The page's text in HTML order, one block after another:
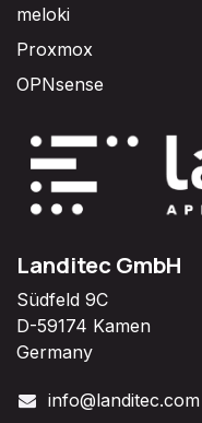
meloki
Proxmox
OPNsense
Landitec GmbH
Südfeld 9C
D-59174 Kamen
Germany
info@landitec.com